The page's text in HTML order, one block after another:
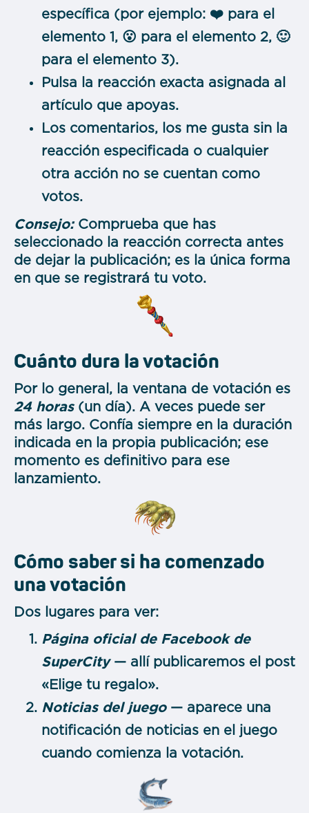
específica (por ejemplo: ❤️ para el
elemento 1, 😮 para el elemento 2, 🙂
para el elemento 3).
Pulsa la reacción exacta asignada al
artículo que apoyas.
Los comentarios, los me gusta sin la
reacción especificada o cualquier
otra acción no se cuentan como
votos.
Consejo: Comprueba que has
seleccionado la reacción correcta antes
de dejar la publicación; es la única forma
en que se registrará tu voto.
Cuánto dura la votación
Por lo general, la ventana de votación es
24 horas (un día). A veces puede ser
más largo. Confía siempre en la duración
indicada en la propia publicación; ese
momento es definitivo para ese
lanzamiento.
Cómo saber si ha comenzado
una votación
Dos lugares para ver:
Página oficial de Facebook de
SuperCity— allí publicaremos el post
«Elige tu regalo».
Noticias del juego— aparece una
notificación de noticias en el juego
cuando comienza la votación.